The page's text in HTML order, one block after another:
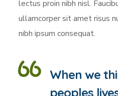
lectus proin nibh nisl.
ullamcorper sit amet risus
nibh ipsum consequat.
When we
peoples